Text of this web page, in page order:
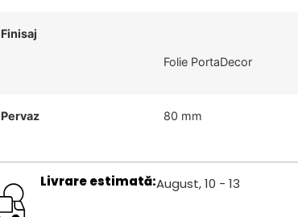
Finisaj
Folie PortaDecor
Pervaz 80 mm
Livrare estimată:August, 10 - 13